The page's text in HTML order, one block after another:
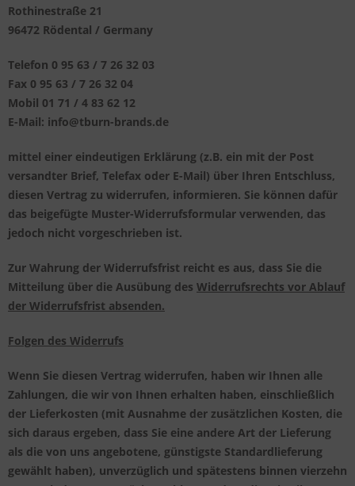
Rothinestraße 21
96472 Rödental / Germany
Telefon 0 95 63 / 7 26 32 03
Fax 0 95 63 / 7 26 32 04
Mobil 01 71 / 4 83 62 12
E-Mail: info@tburn-brands.de
mittel einer eindeutigen Erklärung (z.B. ein mit der Post
versandter Brief, Telefax oder E-Mail) über Ihren Entschluss,
diesen Vertrag zu widerrufen, informieren. Sie können dafür
das beigefügte Muster-Widerrufsformular verwenden, das
jedoch nicht vorgeschrieben ist.
Zur Wahrung der Widerrufsfrist reicht es aus, dass Sie die
Mitteilung über die Ausübung des Widerrufsrechts vor Ablauf
der Widerrufsfrist absenden.
Folgen des Widerrufs
Wenn Sie diesen Vertrag widerrufen, haben wir Ihnen alle
Zahlungen, die wir von Ihnen erhalten haben, einschließlich
der Lieferkosten (mit Ausnahme der zusätzlichen Kosten, die
sich daraus ergeben, dass Sie eine andere Art der Lieferung
als die von uns angebotene, günstigste Standardlieferung
gewählt haben), unverzüglich und spätestens binnen vierzehn